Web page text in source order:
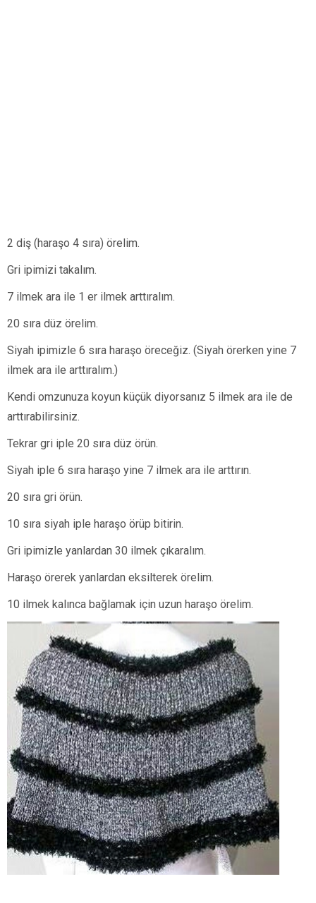
2 diş (haraşo 4 sıra) örelim.
Gri ipimizi takalım.
7 ilmek ara ile 1 er ilmek arttıralım.
20 sıra düz örelim.
Siyah ipimizle 6 sıra haraşo öreceğiz. (Siyah örerken yine 7
ilmek ara ile arttıralım.)
Kendi omzunuza koyun küçük diyorsanız 5 ilmek ara ile de
arttırabilirsiniz.
Tekrar gri iple 20 sıra düz örün.
Siyah iple 6 sıra haraşo yine 7 ilmek ara ile arttırın.
20 sıra gri örün.
10 sıra siyah iple haraşo örüp bitirin.
Gri ipimizle yanlardan 30 ilmek çıkaralım.
Haraşo örerek yanlardan eksilterek örelim.
10 ilmek kalınca bağlamak için uzun haraşo örelim.